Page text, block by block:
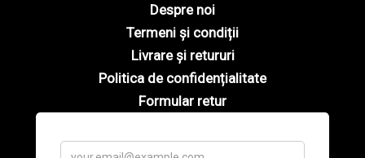
Despre noi
Termeni și condiții
Livrare și retururi
Politica de confidențialitate
Formular retur